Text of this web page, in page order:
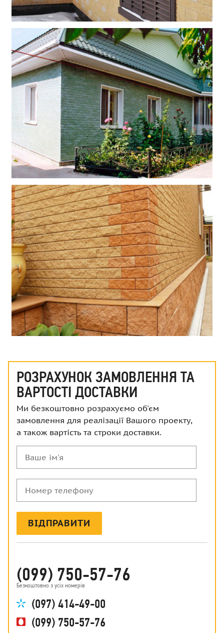
РОЗРАХУНОК ЗАМОВЛЕННЯ ТА
ВАРТОСТІ ДОСТАВКИ
Ми безкоштовно розрахуємо об'єм
замовлення для реалізації Вашого проекту,
а також вартість та строки доставки.
Ваше
ім'я
Номер
телефону
ВІДПРАВИТИ
(099) 750-57-76
Безкоштовно з усіх номерів
(097) 414-49-00
(099) 750-57-76